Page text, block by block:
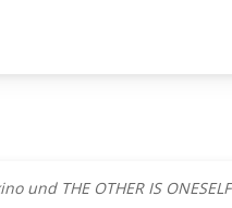
und THE OTHER IS ONESELF